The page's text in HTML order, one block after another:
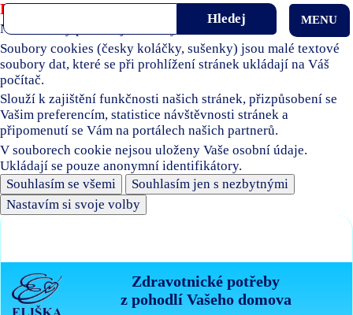
Používáme soubory cookies
Naše stránky používají soubory cookies.
Soubory cookies (česky koláčky, sušenky) jsou malé textové
soubory dat, které se při prohlížení stránek ukládají na Váš
počítač.
Slouží k zajištění funkčnosti našich stránek, přizpůsobení se
Vašim preferencím, statistice návštěvnosti stránek a
připomenutí se Vám na portálech našich partnerů.
V souborech cookie nejsou uloženy Vaše osobní údaje.
Ukládají se pouze anonymní identifikátory.
Souhlasím se všemi
Souhlasím jen s nezbytnými
Nastavím si svoje volby
Zdravotnické potřeby
z pohodlí Vašeho domova
MENU